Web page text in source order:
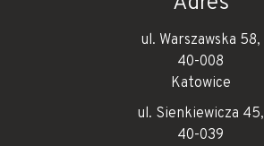
ul. Warszawska 58,
40-008
Katowice
ul. Sienkiewicza 45,
40-039